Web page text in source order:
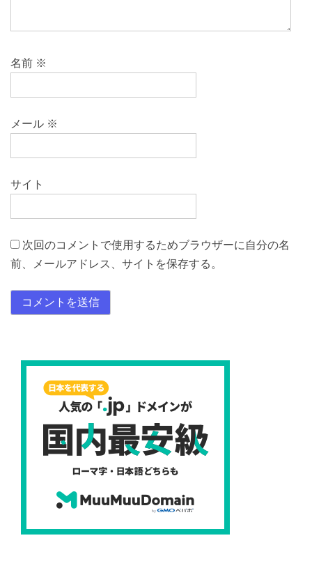
名前 ※
メール ※
サイト
次回のコメントで使用するためブラウザーに自分の名
前、メールアドレス、サイトを保存する。